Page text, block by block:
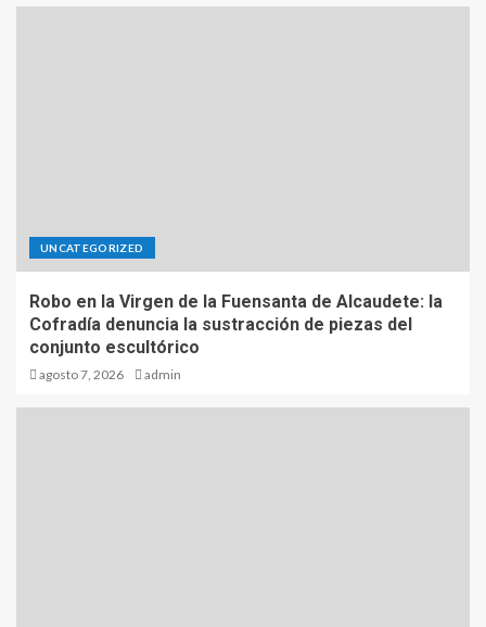
UNCATEGORIZED
Robo en la Virgen de la Fuensanta de Alcaudete: la
Cofradía denuncia la sustracción de piezas del
conjunto escultórico
agosto 7, 2026 admin